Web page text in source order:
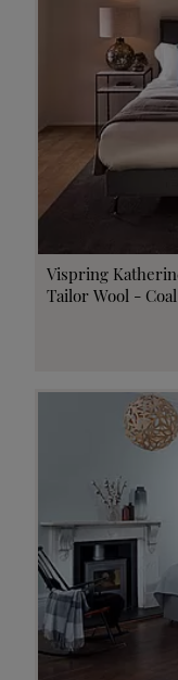
Vispring
Tailor Wool - Coal